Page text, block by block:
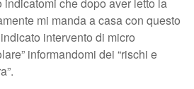
mi manda a casa con questo
intervento di micro
informandomi dei “rischi e